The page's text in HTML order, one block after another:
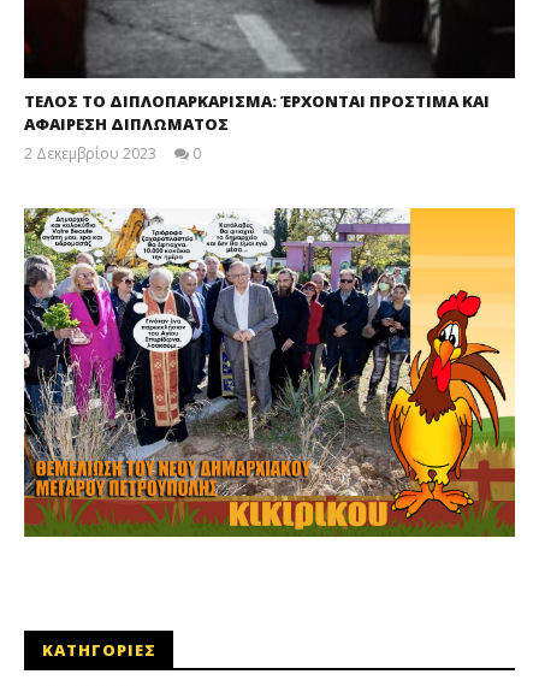
ΤΕΛΟΣ ΤΟ ΔΙΠΛΟΠΑΡΚΑΡΙΣΜΑ: ΈΡΧΟΝΤΑΙ ΠΡΟΣΤΙΜΑ ΚΑΙ
ΑΦΑΙΡΕΣΗ ΔΙΠΛΩΜΑΤΟΣ
2 Δεκεμβρίου 2023
0
ΚΑΤΗΓΟΡΙΕΣ